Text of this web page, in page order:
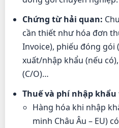
Chứng từ hải quan:
cần thiết như hóa đơn
Invoice), phiếu đóng gói
xuất/nhập khẩu (nếu
(C/O)…
Thuế và phí nhập khẩu
Hàng hóa khi nhập
minh Châu Âu – EU)